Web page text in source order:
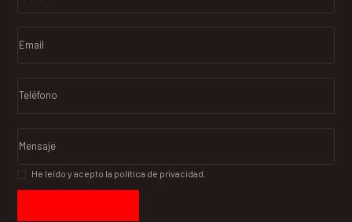
He leído y acepto la política de privacidad.